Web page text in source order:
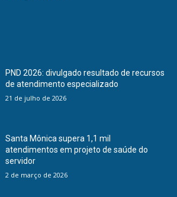
PND 2026: divulgado resultado de recursos
de atendimento especializado
21 de julho de 2026
Santa Mônica supera 1,1 mil
atendimentos em projeto de saúde do
servidor
2 de março de 2026